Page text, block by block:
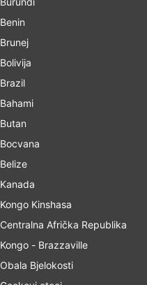
Benin
Brunej
Bolivija
Brazil
Bahami
Butan
Bocvana
Belize
Kanada
Kongo Kinshasa
Centralna Afrička Republika
Kongo - Brazzaville
Obala Bjelokosti